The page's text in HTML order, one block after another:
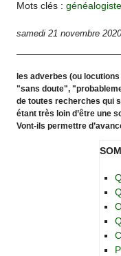
Mots clés :généalogiste
samedi 21 novembre 2020
les adverbes (ou
"sans doute",
de toutes recherches qui
étant très loin d’être une
Vont-ils permettre